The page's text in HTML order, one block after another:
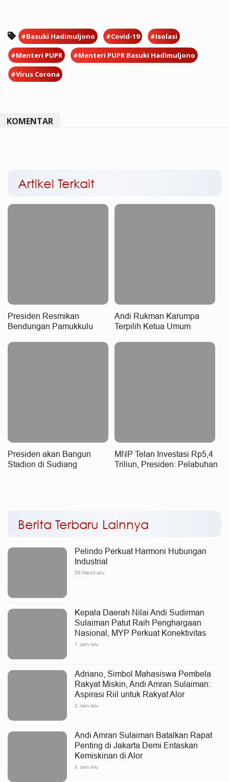
#Basuki Hadimuljono #Covid-19 #Isolasi
#Menteri PUPR #Menteri PUPR Basuki Hadimuljono
#Virus Corona
KOMENTAR
Artikel Terkait
Presiden Resmikan
Bendungan Pamukkulu
Andi Rukman Karumpa
Terpilih Ketua Umum
Presiden akan Bangun
Stadion di Sudiang
MNP Telan Investasi Rp5,4
Triliun, Presiden: Pelabuhan
Berita Terbaru Lainnya
Pelindo Perkuat Harmoni Hubungan
Industrial
55 Menit lalu
Kepala Daerah Nilai Andi Sudirman
Sulaiman Patut Raih Penghargaan
Nasional, MYP Perkuat Konektivitas
1 Jam lalu
Adriano, Simbol Mahasiswa Pembela
Rakyat Miskin, Andi Amran Sulaiman:
Aspirasi Riil untuk Rakyat Alor
2 Jam lalu
Andi Amran Sulaiman Batalkan Rapat
Penting di Jakarta Demi Entaskan
Kemiskinan di Alor
3 Jam lalu